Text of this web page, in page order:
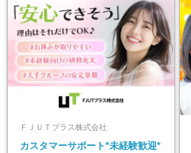
ＦＪＵＴプラス株式会社
カスタマーサポート*未経験歓迎*